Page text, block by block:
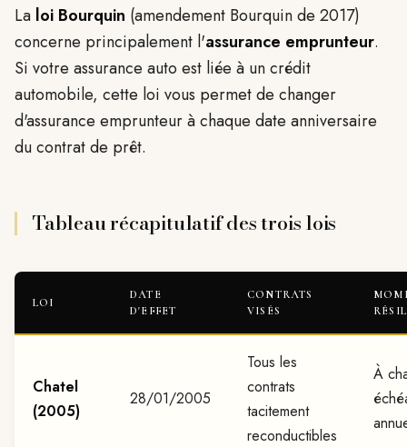
La loi Bourquin (amendement Bourquin de 2017)
concerne principalement l'assurance emprunteur.
Si votre assurance auto est liée à un crédit
automobile, cette loi vous permet de changer
d'assurance emprunteur à chaque date anniversaire
du contrat de prêt.
Tableau récapitulatif des trois lois
LOI
DATE
D'EFFET
CONTRATS
VISÉS
Chatel
(2005)
28/01/2005
Tous les
contrats
tacitement
reconductibles
À